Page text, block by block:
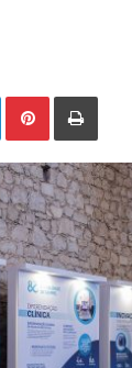
LinkedIn Pinterest